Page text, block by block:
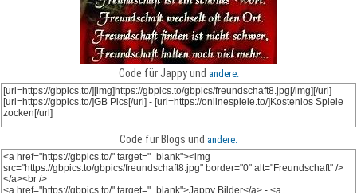
Code für Jappy und andere:
Code für Blogs und andere: